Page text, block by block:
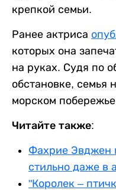
крепкой семьи.
Ранее актриса
которых она
на руках. Судя по
обстановке, семья
морском
Читайте также:
Фахрие Эвджен
стильно даже в
"Королек –